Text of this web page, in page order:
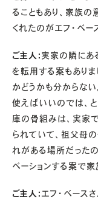
ることもあり、家族の
くれたのがエフ・ベー
ご主人：実家の隣にあ
を転用する案もありま
かどうかも分からない
使えばいいのでは、
庫の骨組みは、実家
られていて、祖父母
れがある場所だった
ベーションする案で家
ご主人：エフ・ベース